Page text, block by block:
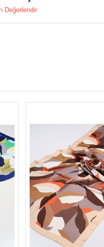
Değerlendir